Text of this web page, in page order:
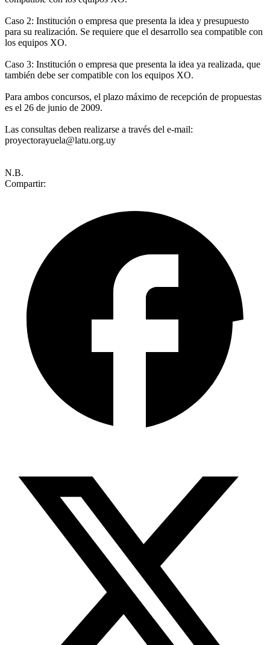
Caso 2: Institución o empresa que presenta la idea y presupuesto
para su realización. Se requiere que el desarrollo sea compatible con
los equipos XO.
Caso 3: Institución o empresa que presenta la idea ya realizada, que
también debe ser compatible con los equipos XO.
Para ambos concursos, el plazo máximo de recepción de propuestas
es el 26 de junio de 2009.
Las consultas deben realizarse a través del e-mail:
proyectorayuela@latu.org.uy
N.B.
Compartir: